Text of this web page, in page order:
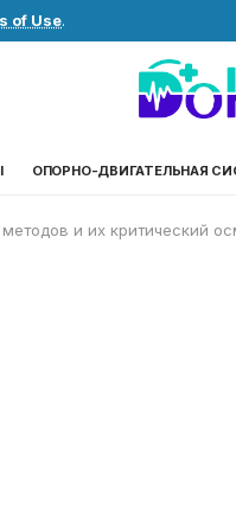
of Use.
ОПОРНО-ДВИГАТЕЛЬНАЯ
и их критический